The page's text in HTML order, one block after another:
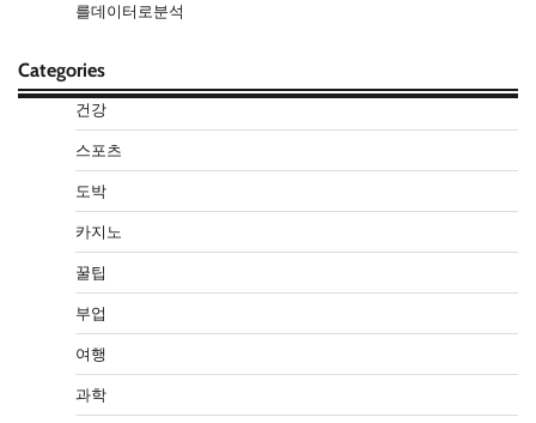
를데이터로분석
Categories
건강
스포츠
도박
카지노
꿀팁
부업
여행
과학